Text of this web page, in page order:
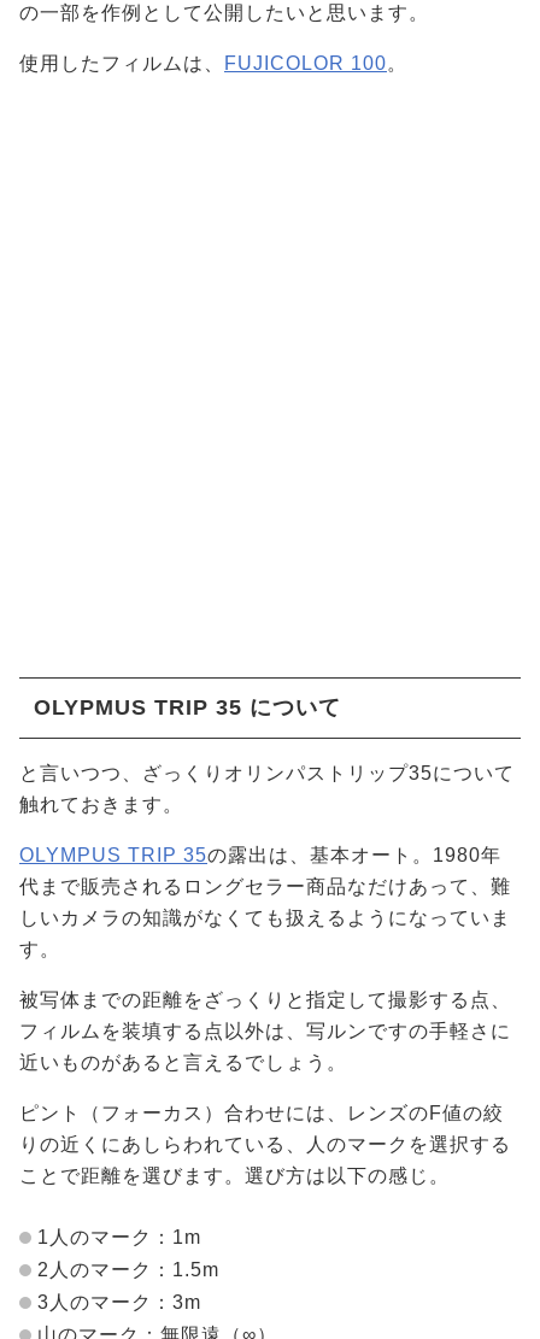
の一部を作例として公開したいと思います。
使用したフィルムは、 FUJICOLOR 100。
OLYPMUS TRIP 35 について
と言いつつ、ざっくりオリンパストリップ35について
触れておきます。
OLYMPUS TRIP 35の露出は、基本オート。1980年
代まで販売されるロングセラー商品なだけあって、難
しいカメラの知識がなくても扱えるようになっていま
す。
被写体までの距離をざっくりと指定して撮影する点、
フィルムを装填する点以外は、写ルンですの手軽さに
近いものがあると言えるでしょう。
ピント（フォーカス）合わせには、レンズのF値の絞
りの近くにあしらわれている、人のマークを選択する
ことで距離を選びます。選び方は以下の感じ。
1人のマーク：1m
2人のマーク：1.5m
3人のマーク：3m
山のマーク：無限遠（∞）